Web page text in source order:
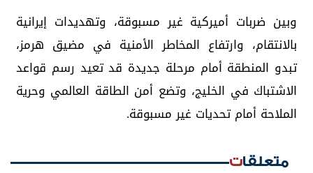
وبين ضربات أميركية غير مسبوقة، وتهديدات إيرانية
بالانتقام، وارتفاع المخاطر الأمنية في مضيق هرمز،
تبدو المنطقة أمام مرحلة جديدة قد تعيد رسم قواعد
الاشتباك في الخليج، وتضع أمن الطاقة العالمي وحرية
الملاحة أمام تحديات غير مسبوقة.
متعلقات